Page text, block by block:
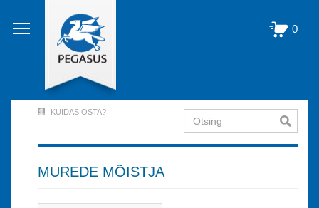
edasi
põhisisu
0
Account
Menu
KUIDAS OSTA? Otsing
MUREDE MÕISTJA